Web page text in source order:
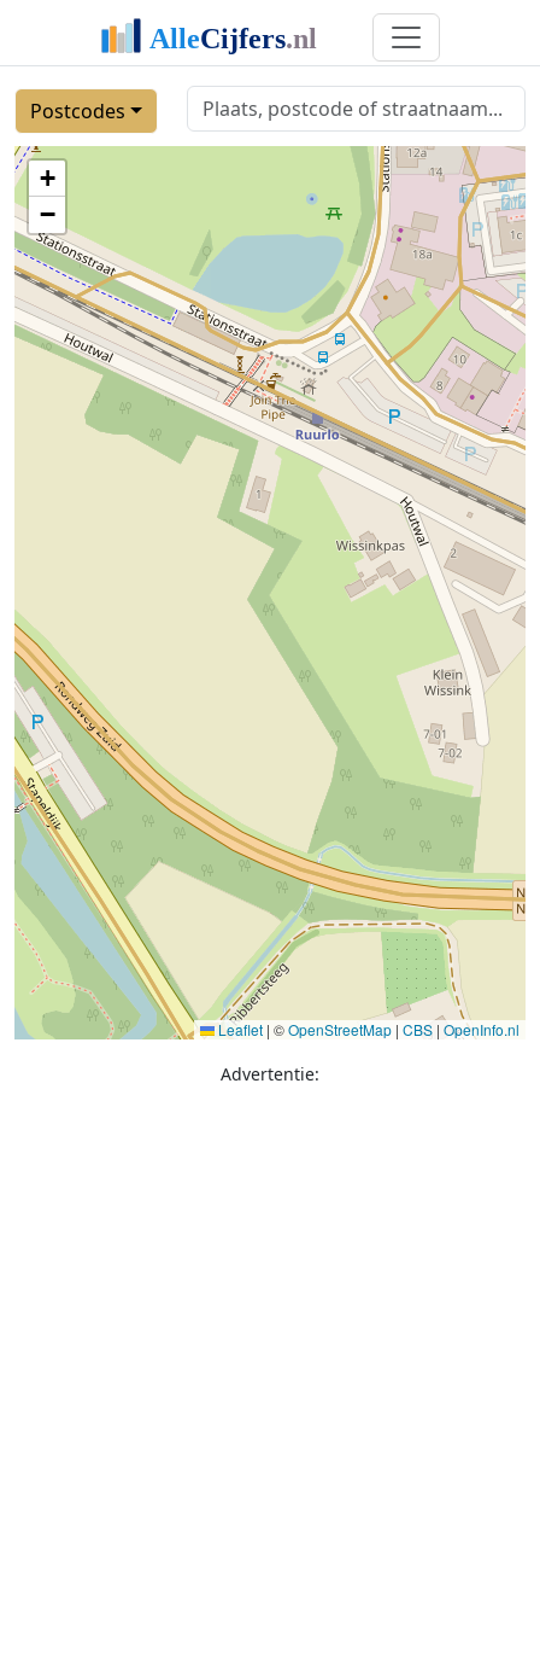
Postcodes
+
−
Leaflet | ©OpenStreetMap | CBS | OpenInfo.nl
Advertentie: